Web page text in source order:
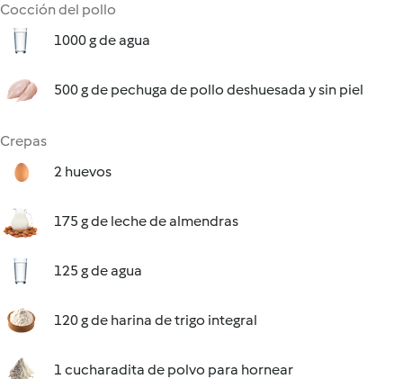
Cocción del pollo
1000 g de agua
500 g de pechuga de pollo deshuesada y sin piel
Crepas
2 huevos
175 g de leche de almendras
125 g de agua
120 g de harina de trigo integral
1 cucharadita de polvo para hornear